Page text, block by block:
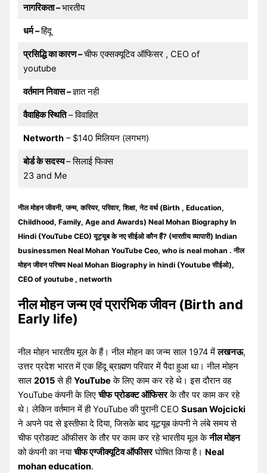
नागरिकता –भारतीय
धर्म –हिंदू
प्रसिद्धि का कारण –चीफ एक्सक्यूटिव ऑफिसर , CEO of
youtube
वर्तमान निवास –ज्ञात नही
वैवाहिक स्थिति– विवाहित
Networth– $140 मिलियन (लगभग)
बोर्ड के सदस्य– सिलाई फिक्स
23 and Me
नील मोहन जीवनी, जन्म, करियर, परिवार, शिक्षा, नेट वर्थ (Birth , Education,
Childhood, Family, Age and Awards) Neal Mohan Biography In
Hindi (YouTube CEO) यूट्यूब के नए सीईओ कौन हैं? (भारतीय व्यापारी) Indian
businessmen Neal Mohan YouTube Ceo, who is neal mohan . नील
मोहन जीवन परिचय Neal Mohan Biography in hindi (Youtube सीईओ),
CEO of youtube , networth
नील मोहनजन्मएवंप्रारंभिक जीवन (Birth and
Early life)
नील मोहन भारतीय मूल के हैं। नील मोहन का जन्म साल 1974 मेंलखनऊ,
उत्तर प्रदेश भारत में एक हिंदू ब्राह्मण परिवार में पैदा हुआ था। नील मोहन
साल2015से हीYouTube के लिए काम कर रहे थे। इस दौरान वह
YouTube कंपनी के लिएचीफ प्रोडक्ट ऑफिसरके तौर पर काम कर रहे
थे। लेकिन वर्तमान में ही YouTube की पुरानी CEOSusan Wojcicki
ने अपने पद से इस्तीफा दे दिया, जिसके बाद यूट्यूब कंपनी ने लंबे समय से
चीफ प्रोडक्ट ऑफीसर के तौर पर काम कर रहे भारतीय मूल केनील मोहन
को कंपनी का नयाचीफ एग्जीक्यूटिव ऑफीसरघोषित किया है। Neal
mohan education.